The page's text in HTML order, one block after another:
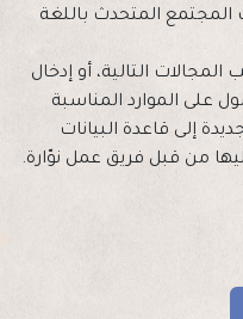
المجتمع المتحدث باللغة
التالية، أو إدخال
على الموارد المناسبة
إلى قاعدة البيانات
من قبل فريق عمل نوّارة.